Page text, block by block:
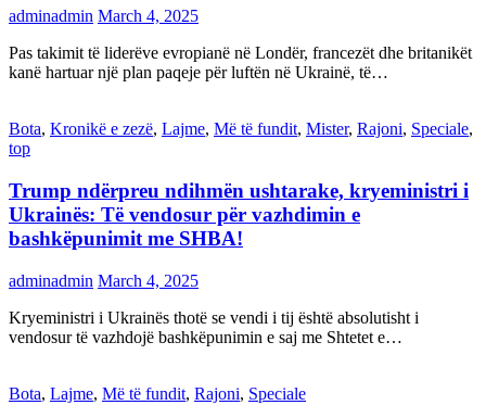
adminadmin March 4, 2025
Pas takimit të liderëve evropianë në Londër, francezët dhe britanikët
kanë hartuar një plan paqeje për luftën në Ukrainë, të…
Bota, Kronikë e zezë, Lajme, Më të fundit, Mister, Rajoni, Speciale,
top
Trump ndërpreu ndihmën ushtarake, kryeministri i
Ukrainës: Të vendosur për vazhdimin e
bashkëpunimit me SHBA!
adminadmin March 4, 2025
Kryeministri i Ukrainës thotë se vendi i tij është absolutisht i
vendosur të vazhdojë bashkëpunimin e saj me Shtetet e…
Bota, Lajme, Më të fundit, Rajoni, Speciale